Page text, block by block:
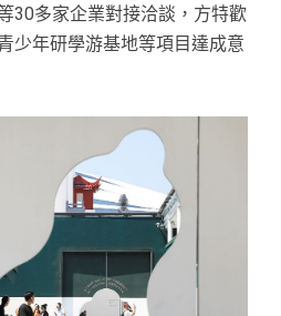
30多家企業對接洽談，方特歡
少年研學游基地等項目達成意